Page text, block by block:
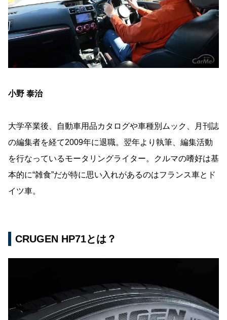
小野 泰治
大学卒業後、自動車用品カタログや車種別ムック、月刊誌
の編集者を経て2009年に退職。翌年より執筆、編集活動
を行なっているモータリングライター。クルマの嗜好は基
本的に“雑食”だが特に思い入れがあるのはフランス車とド
イツ車。
CRUGEN HP71とは？